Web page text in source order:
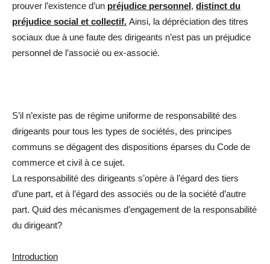
prouver l’existence d’un préjudice personnel, distinct du
préjudice social et collectif. Ainsi, la dépréciation des titres
sociaux due à une faute des dirigeants n’est pas un préjudice
personnel de l’associé ou ex-associé.
S’il n’existe pas de régime uniforme de responsabilité des
dirigeants pour tous les types de sociétés, des principes
communs se dégagent des dispositions éparses du Code de
commerce et civil à ce sujet.
La responsabilité des dirigeants s’opère à l’égard des tiers
d’une part, et à l’égard des associés ou de la société d’autre
part. Quid des mécanismes d’engagement de la responsabilité
du dirigeant?
Introduction